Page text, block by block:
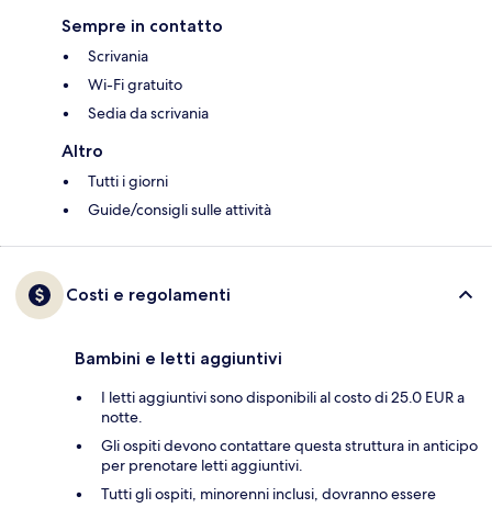
Sempre in contatto
Scrivania
Wi-Fi gratuito
Sedia da scrivania
Altro
Tutti i giorni
Guide/consigli sulle attività
Costi e regolamenti
Bambini e letti aggiuntivi
I letti aggiuntivi sono disponibili al costo di 25.0 EUR a
notte.
Gli ospiti devono contattare questa struttura in anticipo
per prenotare letti aggiuntivi.
Tutti gli ospiti, minorenni inclusi, dovranno essere